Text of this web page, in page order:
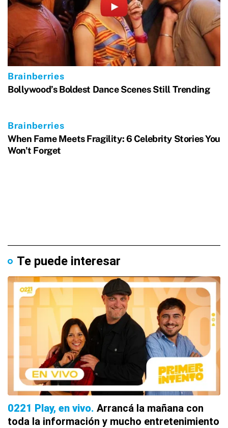
Te puede interesar
0221 Play, en vivo Arrancá la mañana con
toda la información y mucho entretenimiento